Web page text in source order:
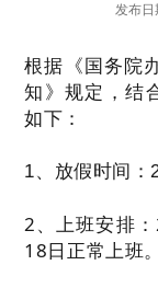
发布
根据《国务院
知》规定，结
如下：
1、放假时间：
2、上班安排
18日正常上班。